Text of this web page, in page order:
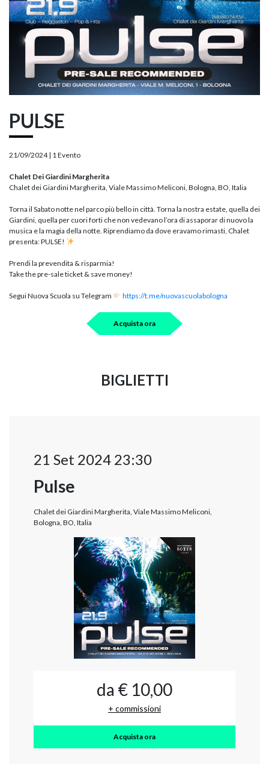
PULSE
21/09/2024 | 1 Evento
Chalet Dei Giardini Margherita
Chalet dei Giardini Margherita, Viale Massimo Meliconi, Bologna, BO, Italia
Torna il Sabato notte nel parco più bello in città. Torna la nostra estate, quella dei
Giardini, quella per cuori forti che non vedevano l’ora di assaporar di nuovo la
musica e la magia della notte. Riprendiamo da dove eravamo rimasti, Chalet
presenta: PULSE!
Prendi la prevendita & risparmia!
Take the pre-sale ticket & save money!
Segui Nuova Scuola su Telegram https://t.me/nuovascuolabologna
Acquista ora
BIGLIETTI
21 Set 2024 23:30
Pulse
Chalet dei Giardini Margherita, Viale Massimo Meliconi,
Bologna, BO, Italia
da € 10,00
+ commissioni
Acquista ora